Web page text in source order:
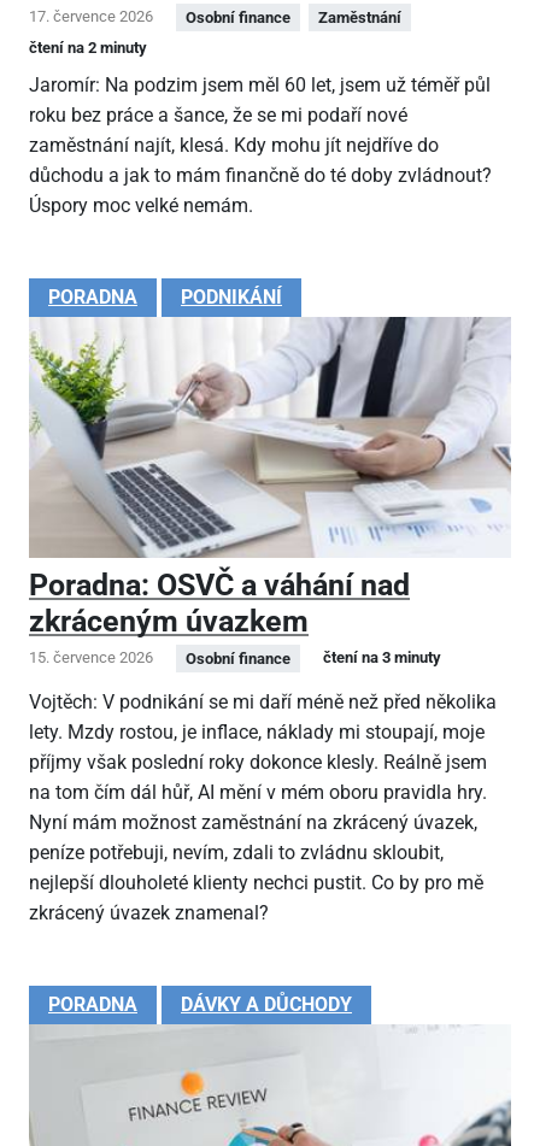
17. července 2026 Osobní finance
Zaměstnání
čtení na 2 minuty
Jaromír: Na podzim jsem měl 60 let, jsem už téměř půl
roku bez práce a šance, že se mi podaří nové
zaměstnání najít, klesá. Kdy mohu jít nejdříve do
důchodu a jak to mám finančně do té doby zvládnout?
Úspory moc velké nemám.
PORADNA PODNIKÁNÍ
Poradna: OSVČ a váhání nad
zkráceným úvazkem
15. července 2026 Osobní finance čtení na 3 minuty
Vojtěch: V podnikání se mi daří méně než před několika
lety. Mzdy rostou, je inflace, náklady mi stoupají, moje
příjmy však poslední roky dokonce klesly. Reálně jsem
na tom čím dál hůř, AI mění v mém oboru pravidla hry.
Nyní mám možnost zaměstnání na zkrácený úvazek,
peníze potřebuji, nevím, zdali to zvládnu skloubit,
nejlepší dlouholeté klienty nechci pustit. Co by pro mě
zkrácený úvazek znamenal?
PORADNA DÁVKY A DŮCHODY